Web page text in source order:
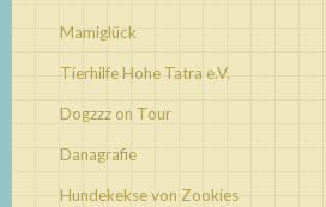
Mamiglück
Tierhilfe Hohe Tatra e.V.
Dogzzz on Tour
Danagrafie
Hundekekse von Zookies